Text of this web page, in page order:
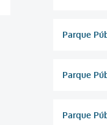
Parque
Parque
Parque